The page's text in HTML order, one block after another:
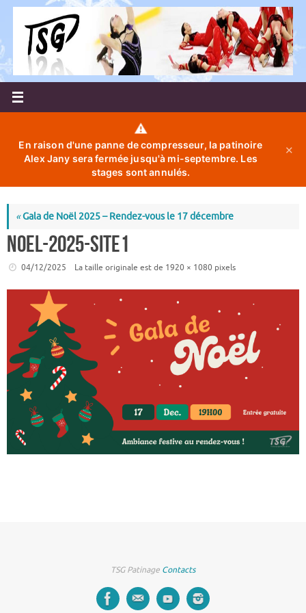
Passer
contenu
⚠️
En raison d'une panne de compresseur, la patinoire
Alex Jany sera fermée jusqu'à mi-septembre. Les
stages sont annulés.
✕
«Gala de Noël 2025 – Rendez-vous le 17 décembre
Noel-2025-site1
04/12/2025 La taille originale est de 1920 × 1080 pixels
TSG Patinage Contacts